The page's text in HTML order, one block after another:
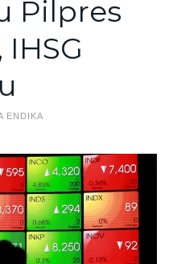
Pilpres
IHSG
ENDIKA